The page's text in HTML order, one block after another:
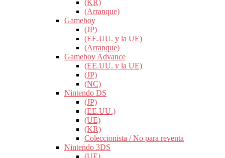
(KR)
(Arranque)
Gameboy
(JP)
(EE.UU. y la UE)
(Arranque)
Gameboy Advance
(EE.UU. y la UE)
(JP)
(NC)
Nintendo DS
(JP)
(EE.UU.)
(UE)
(KR)
Coleccionista / No para reventa
Nintendo 3DS